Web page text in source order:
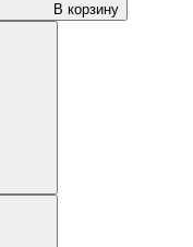
В корзину